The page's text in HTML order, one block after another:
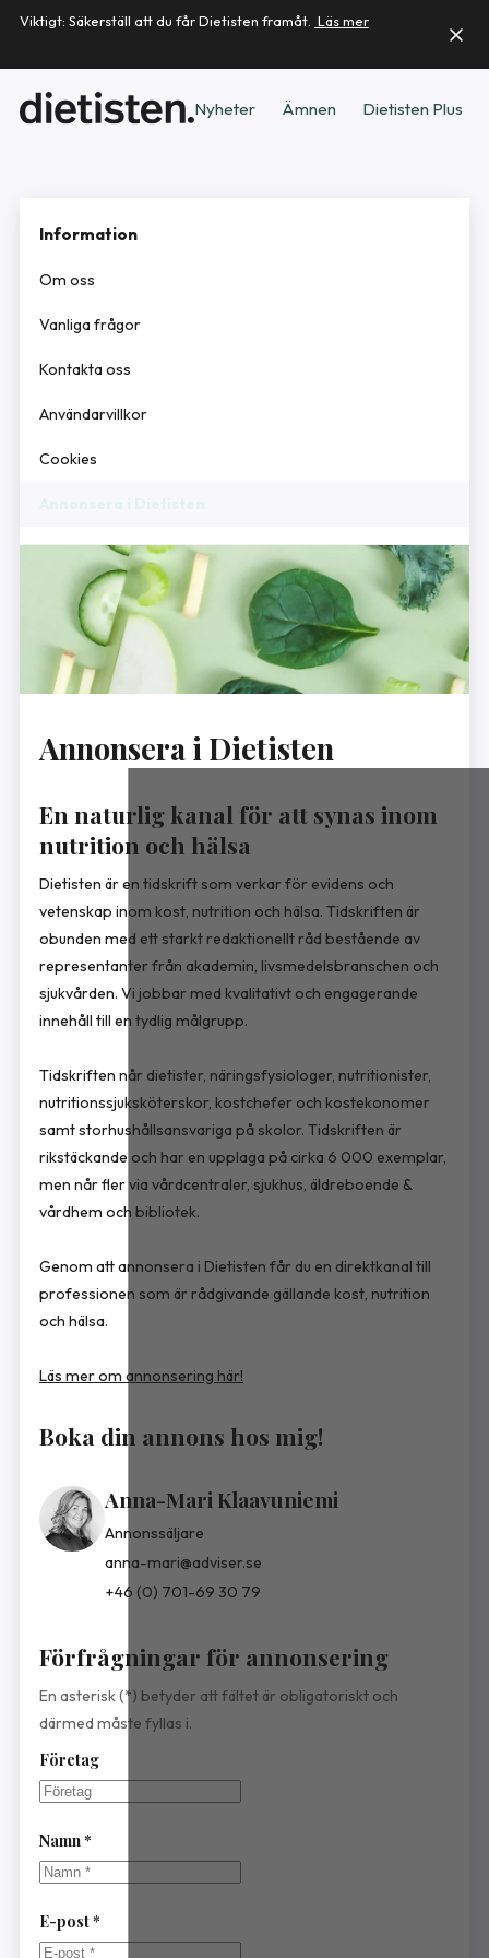
Viktigt: Säkerställ att du får Dietisten framåt. Läs mer
Nyheter Ämnen Dietisten Plus
Information
Om oss
Vanliga frågor
Kontakta oss
Användarvillkor
Cookies
Annonsera i Dietisten
En naturlig kanal för att synas inom
nutrition och hälsa
Dietisten är en tidskrift som verkar för evidens och
vetenskap inom kost, nutrition och hälsa. Tidskriften är
obunden med ett starkt redaktionellt råd bestående av
representanter från akademin, livsmedelsbranschen och
sjukvården. Vi jobbar med kvalitativt och engagerande
innehåll till en tydlig målgrupp.
Tidskriften når dietister, näringsfysiologer, nutritionister,
nutritionssjuksköterskor, kostchefer och kostekonomer
samt storhushållsansvariga på skolor. Tidskriften är
rikstäckande och har en upplaga på cirka 6 000 exemplar,
men når fler via vårdcentraler, sjukhus, äldreboende &
vårdhem och bibliotek.
Genom att annonsera i Dietisten får du en direktkanal till
professionen som är rådgivande gällande kost, nutrition
och hälsa.
Läs mer om annonsering här!
Boka din annons hos mig!
Anna-Mari Klaavuniemi
Annonssäljare
anna-mari@adviser.se
+46 (0) 701-69 30 79
Förfrågningar för annonsering
En asterisk (*) betyder att fältet är obligatoriskt och
därmed måste fyllas i.
Företag
Namn *
E-post *